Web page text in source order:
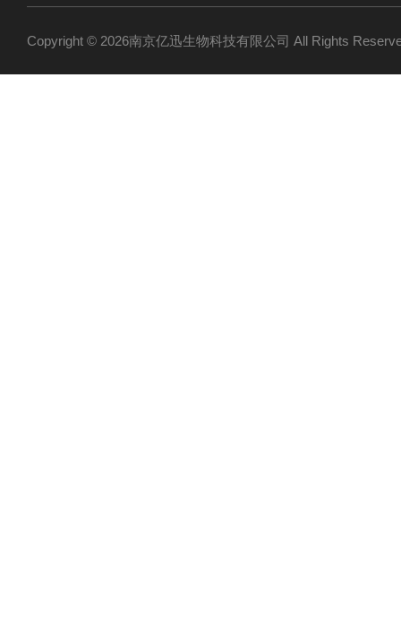
Copyright © 2026南京亿迅生物科技有限公司 All Rights